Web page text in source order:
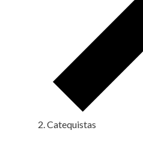
Catequistas